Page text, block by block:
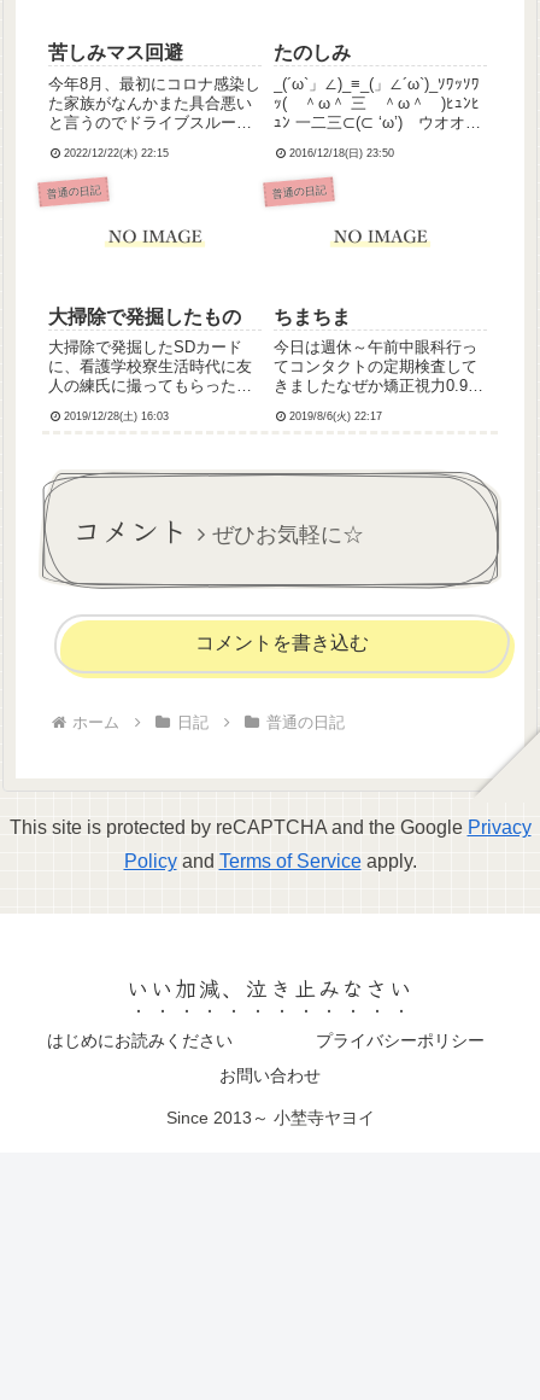
苦しみマス回避
今年8月、最初にコロナ感染し
た家族がなんかまた具合悪い
と言うのでドライブスルー検
コロナの抗原検査とインフル
エンザの検査を受けて車内で
結果を待ってる間、気が気で
また陽性だったらわたしも濃
2022/12/22(木) 22:15
たのしみ
_(´ω`」∠)_≡_(」∠´ω`)_ｿﾜｯｿﾜ
ｯ( ＾ω＾ 三 ＾ω＾ )ﾋｭﾝﾋ
ｭﾝ 一二三⊂(⊂ ‘ω’) ウオオオ
一 ウオオオ一二三⊂(⊂
‘ω’) ウオオオオオ
オ！！！！ (’ω’ ⊃)⊃三二
2016/12/18(日) 23:50
普通の日記
大掃除で発掘したもの
大掃除で発掘したSDカード
に、看護学校寮生活時代に友
人の練氏に撮ってもらったで
らネギをくるくる回している
でやったことなのに意味がわ
からなすぎて笑ってしまった
ｗｗｗ...
2019/12/28(土) 16:03
普通の日記
ちまちま
今日は週休～午前中眼科行っ
てコンタクトの定期検査して
きましたなぜか矯正視力0.9に
PCで一生懸命ブログのパスワ
んの(；´Д｀)で、作業してて
2019/8/6(火) 22:17
コメント ぜひお気軽に☆
コメントを書き込む
ホーム 日記 普通の日記
This site is protected by reCAPTCHA and the Google Privacy
Policyand Terms of Serviceapply.
いい加減、泣き止みなさい
はじめにお読みください
プライバシーポリシー
お問い合わせ
Since 2013～ 小埜寺ヤヨイ